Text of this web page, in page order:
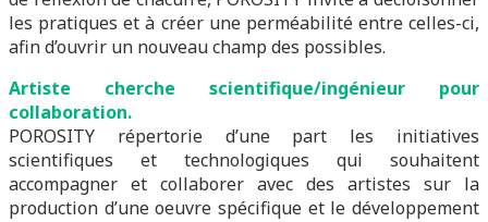
les pratiques et à créer une perméabilité entre celles-ci,
afin d’ouvrir un nouveau champ des possibles.
Artiste cherche scientifique/ingénieur pour
collaboration.
POROSITY répertorie d’une part les initiatives
scientifiques et technologiques qui souhaitent
accompagner et collaborer avec des artistes sur la
production d’une oeuvre spécifique et le développement